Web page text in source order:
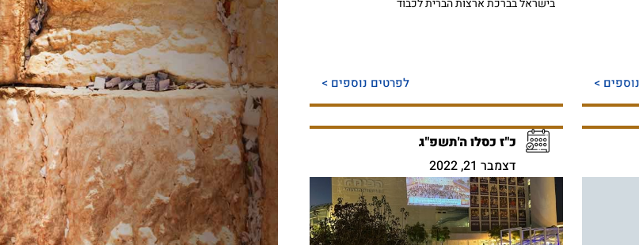
>
בישראל בברכת ארצות הברית לכבוד
לפרטים נוספים >
כ"ז כסלו ה'תשפ"ג
דצמבר 21, 2022